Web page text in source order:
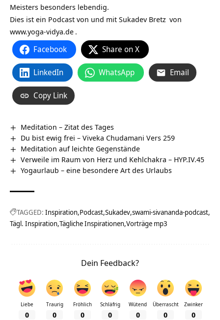
Meisters besonders lebendig.
Dies ist ein Podcast von und mit Sukadev Bretz von
www.yoga-vidya.de .
Facebook Share on X
LinkedIn WhatsApp Email
Copy Link
Meditation – Zitat des Tages
Du bist ewig frei – Viveka Chudamani Vers 259
Meditation auf leichte Gegenstände
Verweile im Raum von Herz und Kehlchakra – HYP.IV.45
Yogaurlaub – eine besondere Art des Urlaubs
TAGGED: Inspiration Podcast Sukadev swami-sivananda-podcast
Tägl. Inspiration Tägliche Inspirationen Vorträge mp3
Dein Feedback?
Liebe
0
Traurig
0
Fröhlich
0
Schläfrig
0
Wütend
0
Überrascht
0
Zwinker
0